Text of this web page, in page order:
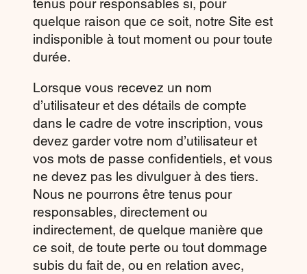
tenus pour responsables si, pour
quelque raison que ce soit, notre Site est
indisponible à tout moment ou pour toute
durée.
Lorsque vous recevez un nom
d’utilisateur et des détails de compte
dans le cadre de votre inscription, vous
devez garder votre nom d’utilisateur et
vos mots de passe confidentiels, et vous
ne devez pas les divulguer à des tiers.
Nous ne pourrons être tenus pour
responsables, directement ou
indirectement, de quelque manière que
ce soit, de toute perte ou tout dommage
subis du fait de, ou en relation avec,